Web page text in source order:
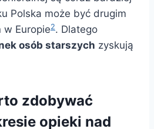
Polska może być drugim
w Europie2. Dlatego
osób starszych zyskują
zdobywać
opieki nad